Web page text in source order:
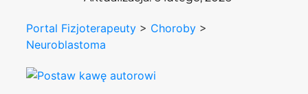
Portal Fizjoterapeuty > Choroby >
Neuroblastoma